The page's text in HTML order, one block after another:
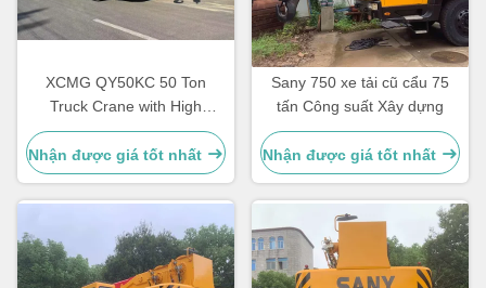
XCMG QY50KC 50 Ton
Truck Crane with High
Efficiency and All-Terrain
Chassis for Heavy Lifting
Nhận được giá tốt nhất
Sany 750 xe tải cũ cẩu 75
tấn Công suất Xây dựng
Nhận được giá tốt nhất